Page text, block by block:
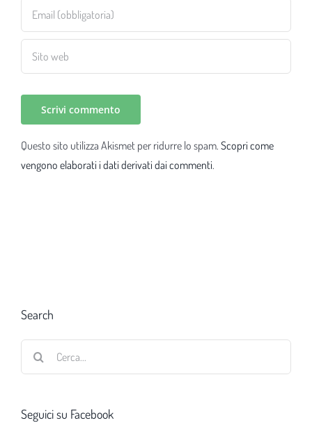
Questo sito utilizza Akismet per ridurre lo spam. Scopri come
vengono elaborati i dati derivati dai commenti.
Search
Seguici su Facebook